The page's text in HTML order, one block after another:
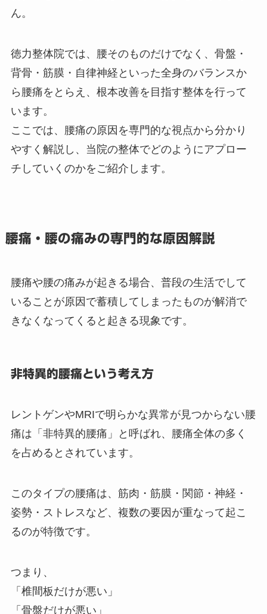
ん。
徳力整体院では、腰そのものだけでなく、骨盤・
背骨・筋膜・自律神経といった全身のバランスか
ら腰痛をとらえ、根本改善を目指す整体を行って
います。
ここでは、腰痛の原因を専門的な視点から分かり
やすく解説し、当院の整体でどのようにアプロー
チしていくのかをご紹介します。
腰痛・腰の痛みの専門的な原因解説
腰痛や腰の痛みが起きる場合、普段の生活でして
いることが原因で蓄積してしまったものが解消で
きなくなってくると起きる現象です。
非特異的腰痛という考え方
レントゲンやMRIで明らかな異常が見つからない腰
痛は「非特異的腰痛」と呼ばれ、腰痛全体の多く
を占めるとされています。
このタイプの腰痛は、筋肉・筋膜・関節・神経・
姿勢・ストレスなど、複数の要因が重なって起こ
るのが特徴です。
つまり、
「椎間板だけが悪い」
「骨盤だけが悪い」